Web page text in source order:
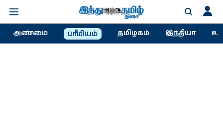
அண்மை ப்ரீமியம் தமிழகம் இந்தியா